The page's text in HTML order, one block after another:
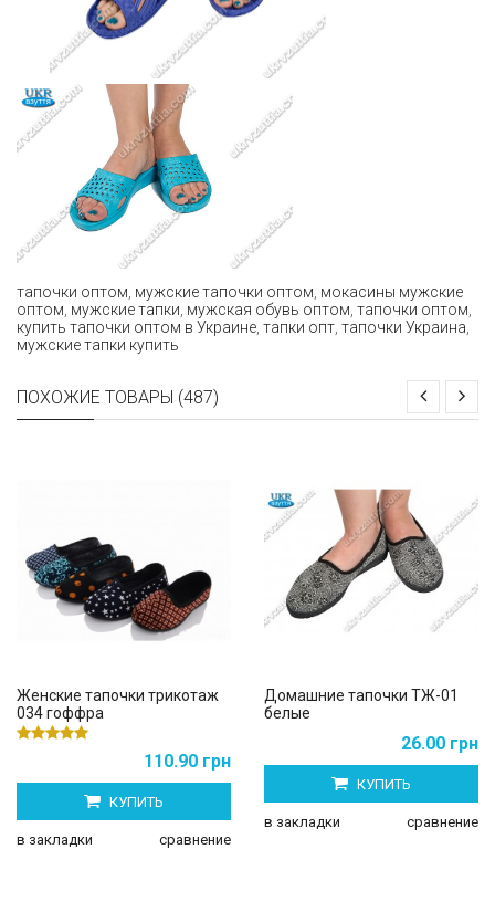
тапочки оптом мужские тапочки оптом мокасины мужские
оптом мужские тапки мужская обувь оптом тапочки оптом
купить тапочки оптом в Украине тапки опт тапочки Украина
мужские тапки купить
ПОХОЖИЕ ТОВАРЫ (487)
Женские тапочки трикотаж
034 гоффра
110.90 грн
КУПИТЬ
в закладки сравнение
Домашние тапочки ТЖ-01
белые
26.00 грн
КУПИТЬ
в закладки сравнение